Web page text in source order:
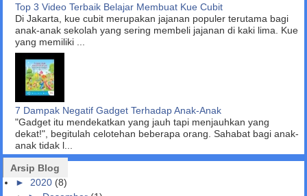
Top 3 Video Terbaik Belajar Membuat Kue Cubit
Di Jakarta, kue cubit merupakan jajanan populer terutama bagi
anak-anak sekolah yang sering membeli jajanan di kaki lima. Kue
yang memiliki ...
7 Dampak Negatif Gadget Terhadap Anak-Anak
"Gadget itu mendekatkan yang jauh tapi menjauhkan yang
dekat!", begitulah celotehan beberapa orang. Sahabat bagi anak-
anak tidak l...
Arsip Blog
►2020 (8)